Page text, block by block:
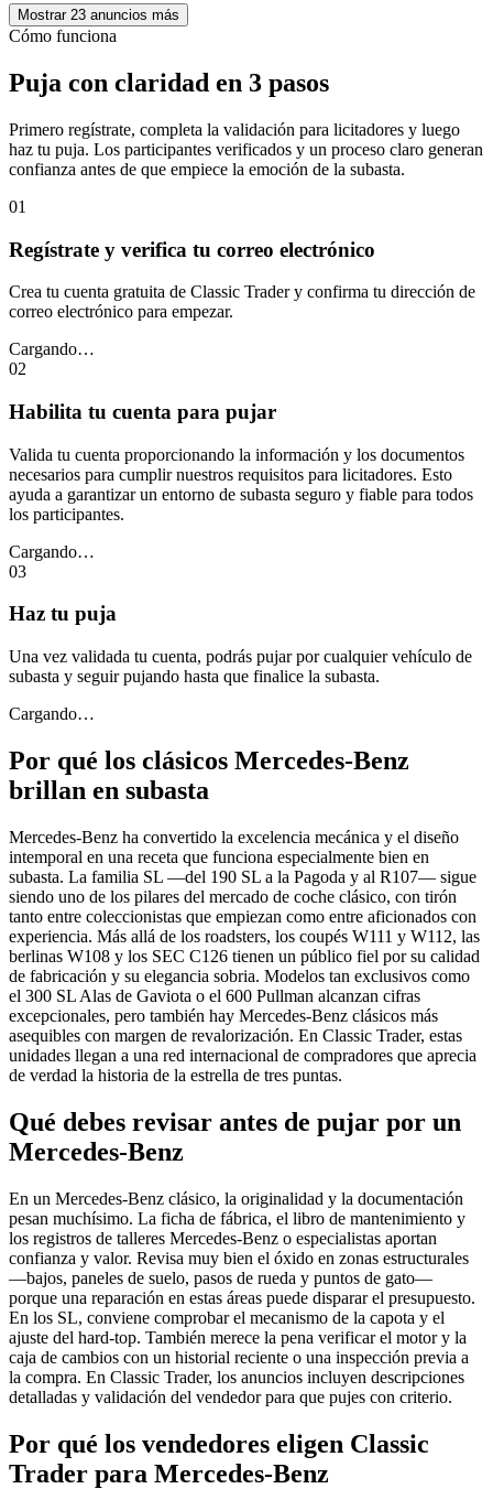
Mostrar 23 anuncios más
Cómo funciona
Puja con claridad en 3 pasos
Primero regístrate, completa la validación para licitadores y luego
haz tu puja. Los participantes verificados y un proceso claro generan
confianza antes de que empiece la emoción de la subasta.
01
Regístrate y verifica tu correo electrónico
Crea tu cuenta gratuita de Classic Trader y confirma tu dirección de
correo electrónico para empezar.
Cargando…
02
Habilita tu cuenta para pujar
Valida tu cuenta proporcionando la información y los documentos
necesarios para cumplir nuestros requisitos para licitadores. Esto
ayuda a garantizar un entorno de subasta seguro y fiable para todos
los participantes.
Cargando…
03
Haz tu puja
Una vez validada tu cuenta, podrás pujar por cualquier vehículo de
subasta y seguir pujando hasta que finalice la subasta.
Cargando…
Por qué los clásicos Mercedes-Benz
brillan en subasta
Mercedes-Benz ha convertido la excelencia mecánica y el diseño
intemporal en una receta que funciona especialmente bien en
subasta. La familia SL —del 190 SL a la Pagoda y al R107— sigue
siendo uno de los pilares del mercado de coche clásico, con tirón
tanto entre coleccionistas que empiezan como entre aficionados con
experiencia. Más allá de los roadsters, los coupés W111 y W112, las
berlinas W108 y los SEC C126 tienen un público fiel por su calidad
de fabricación y su elegancia sobria. Modelos tan exclusivos como
el 300 SL Alas de Gaviota o el 600 Pullman alcanzan cifras
excepcionales, pero también hay Mercedes-Benz clásicos más
asequibles con margen de revalorización. En Classic Trader, estas
unidades llegan a una red internacional de compradores que aprecia
de verdad la historia de la estrella de tres puntas.
Qué debes revisar antes de pujar por un
Mercedes-Benz
En un Mercedes-Benz clásico, la originalidad y la documentación
pesan muchísimo. La ficha de fábrica, el libro de mantenimiento y
los registros de talleres Mercedes-Benz o especialistas aportan
confianza y valor. Revisa muy bien el óxido en zonas estructurales
—bajos, paneles de suelo, pasos de rueda y puntos de gato—
porque una reparación en estas áreas puede disparar el presupuesto.
En los SL, conviene comprobar el mecanismo de la capota y el
ajuste del hard-top. También merece la pena verificar el motor y la
caja de cambios con un historial reciente o una inspección previa a
la compra. En Classic Trader, los anuncios incluyen descripciones
detalladas y validación del vendedor para que pujes con criterio.
Por qué los vendedores eligen Classic
Trader para Mercedes-Benz